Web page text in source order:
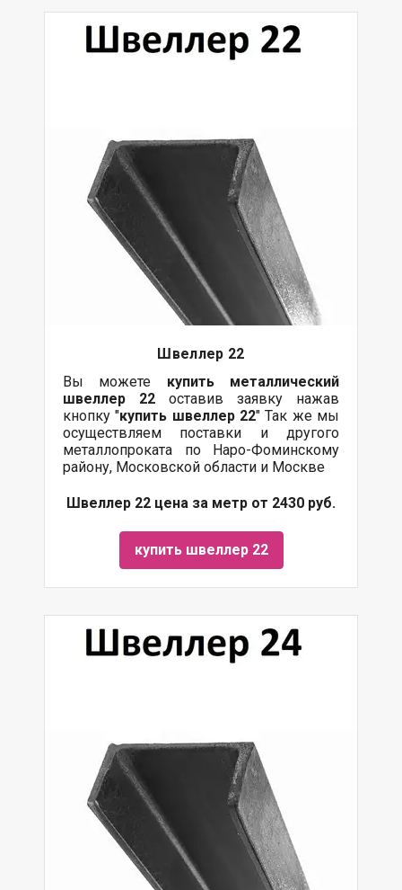
Швеллер 22
Вы можете купить металлический
швеллер 22 оставив заявку нажав
кнопку "купить швеллер 22" Так же мы
осуществляем поставки и другого
металлопроката по Наро-Фоминскому
району, Московской области и Москве
Швеллер 22 цена за метр от 2430 руб.
купить швеллер 22